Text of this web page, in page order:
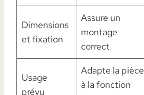
Dimensions
et fixation
Assure un
montage
correct
Usage
prévu
Adapte la pièce
à la fonction